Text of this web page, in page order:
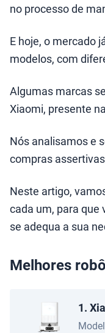
no processo de
E hoje, o mercado
modelos, com
Algumas marcas
Xiaomi, presente
Nós analisamos e
compras
Neste artigo,
cada um, para que
se adequa a sua
Melhores
1.